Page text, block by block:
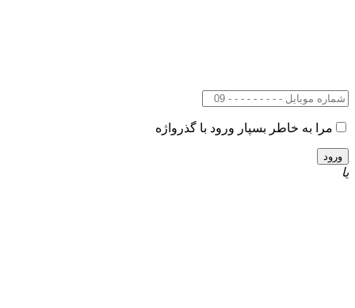
مرا به خاطر بسپار ورود با گذرواژه
یا